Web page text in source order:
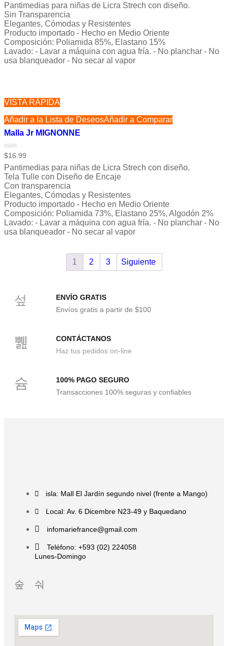
0
de
5
Pantimedias para niñas de Licra Strech con diseño.
Sin Transparencia
Elegantes, Cómodas y Resistentes
Producto importado - Hecho en Medio Oriente
Composición: Poliamida 85%, Elastano 15%
Lavado: - Lavar a máquina con agua fría. - No planchar - No
usa blanqueador - No secar al vapor
VISTA RÁPIDA
Añadir a la Lista de DeseosAñadir a Comparar
Malla Jr MIGNONNE
Valorado
0
de
5
$16.99
Pantimedias para niñas de Licra Strech con diseño.
Tela Tulle con Diseño de Encaje
Con transparencia
Elegantes, Cómodas y Resistentes
Producto importado - Hecho en Medio Oriente
Composición: Poliamida 73%, Elastano 25%, Algodón 2%
Lavado: - Lavar a máquina con agua fría. - No planchar - No
usa blanqueador - No secar al vapor
1 2 3 Siguiente
ENVÍO GRATIS
Envíos gratis a partir de $100
CONTÁCTANOS
Haz tus pedidos on-line
100% PAGO SEGURO
Transacciones 100% seguras y confiables
isla: Mall El Jardín segundo nivel (frente a Mango)
Local: Av. 6 Dicembre N23-49 y Baquedano
infomariefrance@gmail.com
Teléfono: +593 (02) 224058
Lunes-Domingo